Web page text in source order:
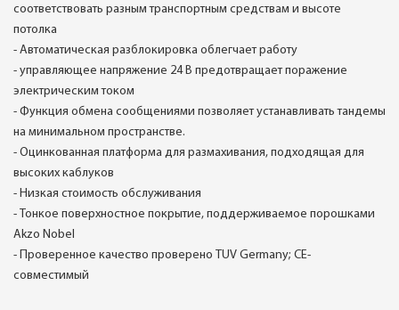
соответствовать разным транспортным средствам и высоте
потолка
- Автоматическая разблокировка облегчает работу
- управляющее напряжение 24 В предотвращает поражение
электрическим током
- Функция обмена сообщениями позволяет устанавливать тандемы
на минимальном пространстве.
- Оцинкованная платформа для размахивания, подходящая для
высоких каблуков
- Низкая стоимость обслуживания
- Тонкое поверхностное покрытие, поддерживаемое порошками
Akzo Nobel
- Проверенное качество проверено TUV Germany; CE-
совместимый